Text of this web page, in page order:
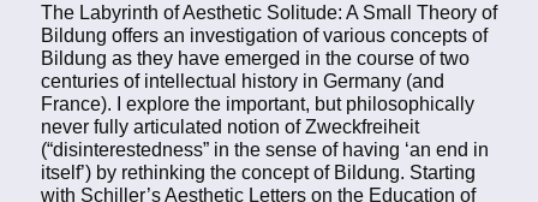
The Labyrinth of Aesthetic Solitude: A Small Theory of
Bildung offers an investigation of various concepts of
Bildung as they have emerged in the course of two
centuries of intellectual history in Germany (and
France). I explore the important, but philosophically
never fully articulated notion of Zweckfreiheit
(“disinterestedness” in the sense of having ‘an end in
itself’) by rethinking the concept of Bildung. Starting
with Schiller’s Aesthetic Letters on the Education of